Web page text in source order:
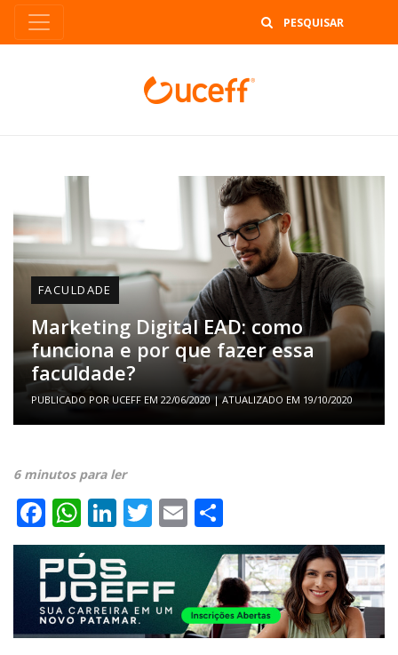
FACULDADE
Marketing Digital EAD: como
funciona e por que fazer essa
faculdade?
PUBLICADO POR UCEFF EM 22/06/2020| ATUALIZADO EM 19/10/2020
6 minutos para ler
Facebook
WhatsApp
LinkedIn
Twitter
Email